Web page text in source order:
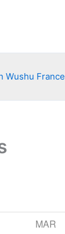
Wushu France
MAR